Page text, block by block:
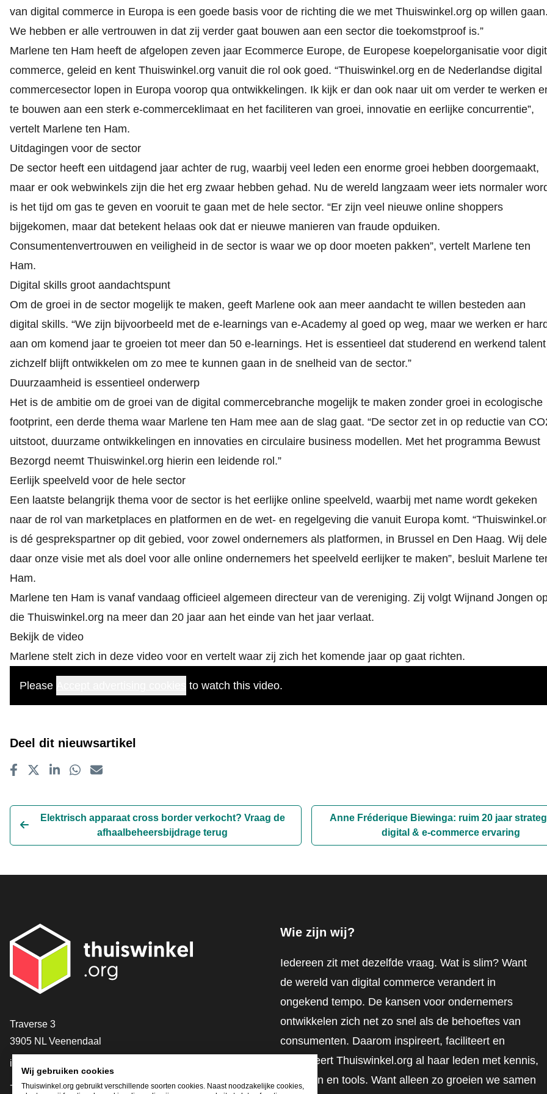
van digital commerce in Europa is een goede basis voor de richting die we met Thuiswinkel.org op willen gaan.
We hebben er alle vertrouwen in dat zij verder gaat bouwen aan een sector die toekomstproof is.”
Marlene ten Ham heeft de afgelopen zeven jaar Ecommerce Europe, de Europese koepelorganisatie voor
commerce, geleid en kent Thuiswinkel.org vanuit die rol ook goed. “Thuiswinkel.org en de Nederlandse digital
commercesector lopen in Europa voorop qua ontwikkelingen. Ik kijk er dan ook naar uit om verder te werken
te bouwen aan een sterk e-commerceklimaat en het faciliteren van groei, innovatie en eerlijke concurrentie”,
vertelt Marlene ten Ham.
Uitdagingen voor de sector
De sector heeft een uitdagend jaar achter de rug, waarbij veel leden een enorme groei hebben doorgemaakt,
maar er ook webwinkels zijn die het erg zwaar hebben gehad. Nu de wereld langzaam weer iets normaler
is het tijd om gas te geven en vooruit te gaan met de hele sector. “Er zijn veel nieuwe online shoppers
bijgekomen, maar dat betekent helaas ook dat er nieuwe manieren van fraude opduiken.
Consumentenvertrouwen en veiligheid in de sector is waar we op door moeten pakken”, vertelt Marlene ten
Ham.
Digital skills groot aandachtspunt
Om de groei in de sector mogelijk te maken, geeft Marlene ook aan meer aandacht te willen besteden aan
digital skills. “We zijn bijvoorbeeld met de e-learnings van e-Academy al goed op weg, maar we werken er hard
aan om komend jaar te groeien tot meer dan 50 e-learnings. Het is essentieel dat studerend en werkend talent
zichzelf blijft ontwikkelen om zo mee te kunnen gaan in de snelheid van de sector.”
Duurzaamheid is essentieel onderwerp
Het is de ambitie om de groei van de digital commercebranche mogelijk te maken zonder groei in ecologische
footprint, een derde thema waar Marlene ten Ham mee aan de slag gaat. “De sector zet in op reductie van
uitstoot, duurzame ontwikkelingen en innovaties en circulaire business modellen. Met het programma Bewust
Bezorgd neemt Thuiswinkel.org hierin een leidende rol.”
Eerlijk speelveld voor de hele sector
Een laatste belangrijk thema voor de sector is het eerlijke online speelveld, waarbij met name wordt gekeken
naar de rol van marketplaces en platformen en de wet- en regelgeving die vanuit Europa komt.
is dé gesprekspartner op dit gebied, voor zowel ondernemers als platformen, in Brussel en Den Haag. Wij
daar onze visie met als doel voor alle online ondernemers het speelveld eerlijker te maken”, besluit Marlene
Ham.
Marlene ten Ham is vanaf vandaag officieel algemeen directeur van de vereniging. Zij volgt Wijnand Jongen
die Thuiswinkel.org na meer dan 20 jaar aan het einde van het jaar verlaat.
Bekijk de video
Marlene stelt zich in deze video voor en vertelt waar zij zich het komende jaar op gaat richten.
Please to watch this video.
Deel dit nieuwsartikel
Elektrisch apparaat cross border verkocht? Vraag de
afhaalbeheersbijdrage terug
Anne Fréderique Biewinga: ruim 20 jaar
digital & e-commerce ervaring
Contact
Traverse 3
3905 NL Veenendaal
info@thuiswinkel.org
+31 (0)318 64 85 75
Wie zijn wij?
Iedereen zit met dezelfde vraag. Wat is slim? Want
de wereld van digital commerce verandert in
ongekend tempo. De kansen voor ondernemers
ontwikkelen zich net zo snel als de behoeftes van
consumenten. Daarom inspireert, faciliteert en
mobiliseert Thuiswinkel.org al haar leden met kennis,
inzichten en tools. Want alleen zo groeien we samen
Wij gebruiken cookies
Thuiswinkel.org gebruikt verschillende soorten cookies. Naast noodzakelijke cookies,